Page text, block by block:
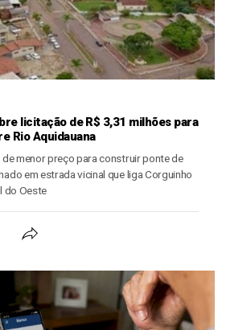
licitação de R$ 3,31 milhões para
Rio Aquidauana
menor preço para construir ponte de
em estrada vicinal que liga Corguinho
do Oeste